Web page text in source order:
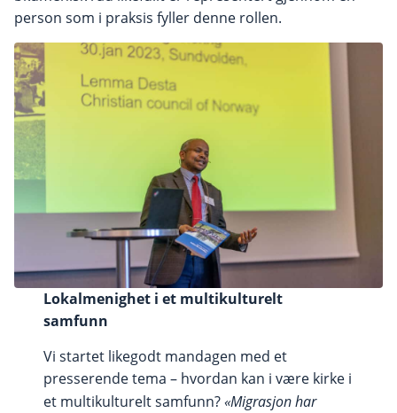
person som i praksis fyller denne rollen.
Lokalmenighet i et multikulturelt
samfunn
Vi startet likegodt mandagen med et
presserende tema – hvordan kan i være kirke i
et multikulturelt samfunn?«Migrasjon har